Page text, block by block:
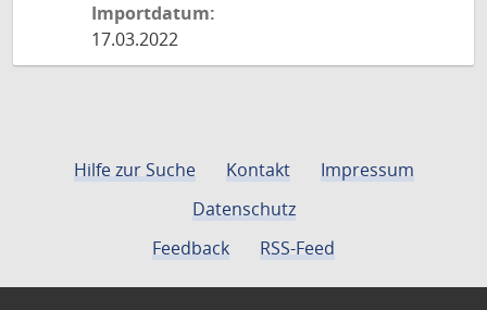
Importdatum:
17.03.2022
Hilfe zur Suche Kontakt
Impressum
Datenschutz
Feedback
RSS-Feed